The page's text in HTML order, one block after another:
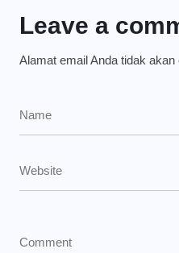
Leave a
Alamat email Anda tidak akan